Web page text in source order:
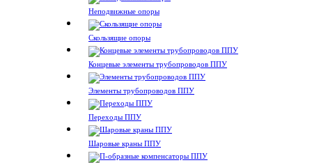
Неподвижные опоры
Скользящие опоры
Концевые элементы трубопроводов ППУ
Элементы трубопроводов ППУ
Переходы ППУ
Шаровые краны ППУ